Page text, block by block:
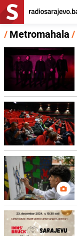
/Metromahala/